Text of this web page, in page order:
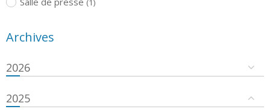
(1)
Archives
2026
2025